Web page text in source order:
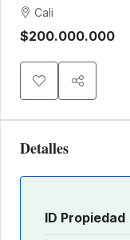
Cali
$200.000.000
Detalles
ID Propiedad